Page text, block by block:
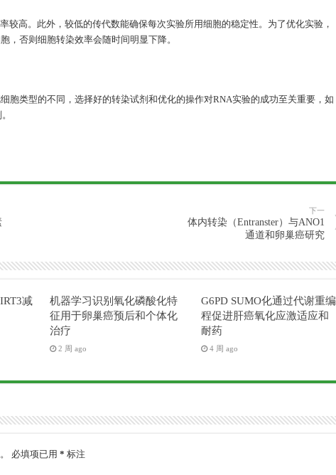
较高。此外，较低的传代数能确保每次实验所用细胞的稳定性。为了优化实验，
，否则细胞转染效率会随时间明显下降。
胞类型的不同，选择好的转染试剂和优化的操作对RNA实验的成功至关重要，如
下一
体内转染（Entranster）与ANO1
通道和卵巢癌研究
减
机器学习识别氧化磷酸化特
征用于卵巢癌预后和个体化
治疗
2 周 ago
G6PD SUMO化通过代谢重编
程促进肝癌氧化应激适应和
耐药
4 周 ago
必填项已用 * 标注